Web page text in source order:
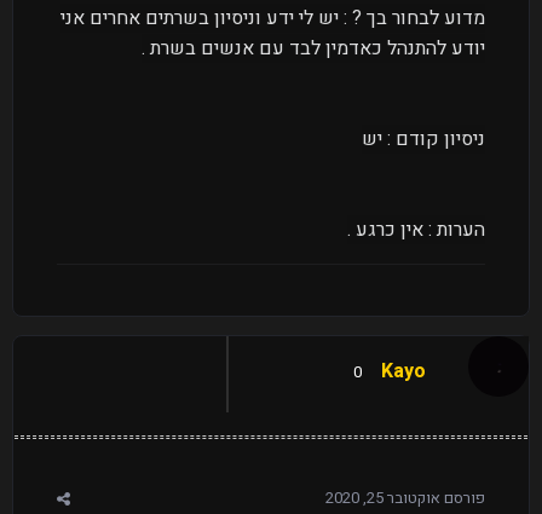
מדוע לבחור בך ? : יש לי ידע וניסיון בשרתים אחרים אני
יודע להתנהל כאדמין לבד עם אנשים בשרת .
ניסיון קודם : יש
הערות : אין כרגע .
Kayo
0
פורסם אוקטובר 25, 2020